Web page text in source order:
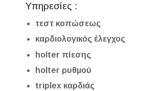
Υπηρεσίες :
τεστ κοπώσεως
καρδιολογικός έλεγχος
holter πίεσης
holter ρυθμού
triplex καρδιάς